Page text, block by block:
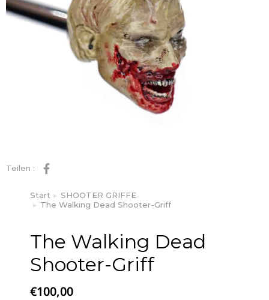
Teilen :
Sie befinden sich hier:
Start
SHOOTER GRIFFE
The Walking Dead Shooter-Griff
The Walking Dead
Shooter-Griff
€100,00